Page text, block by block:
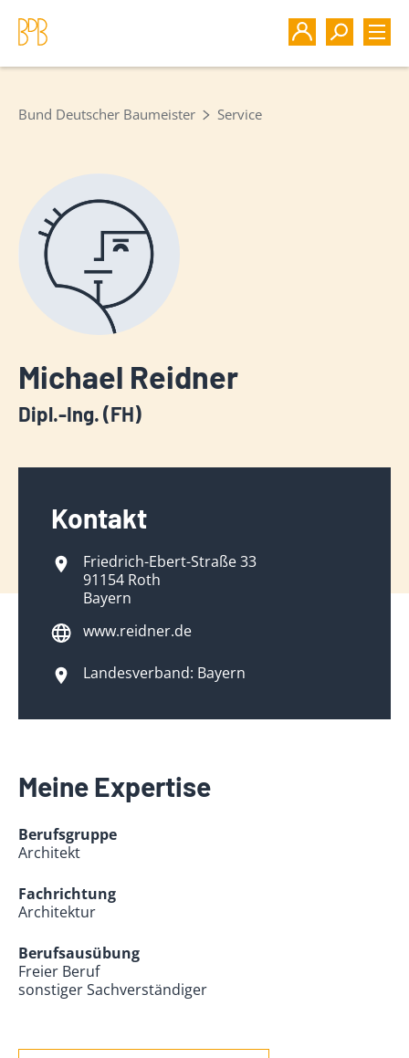
Bund Deutscher Baumeister Service
Michael Reidner
Dipl.-Ing. (FH)
Kontakt
Friedrich-Ebert-Straße 33
91154 Roth
Bayern
www.reidner.de
Landesverband: Bayern
Meine Expertise
Berufsgruppe
Architekt
Fachrichtung
Architektur
Berufsausübung
Freier Beruf
sonstiger Sachverständiger